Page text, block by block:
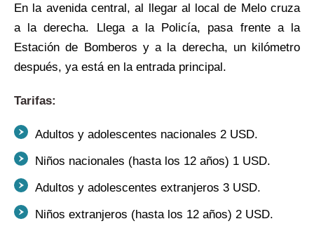
En la avenida central, al llegar al local de Melo cruza
a la derecha. Llega a la Policía, pasa frente a la
Estación de Bomberos y a la derecha, un kilómetro
después, ya está en la entrada principal.
Tarifas:
Adultos y adolescentes nacionales 2 USD.
Niños nacionales (hasta los 12 años) 1 USD.
Adultos y adolescentes extranjeros 3 USD.
Niños extranjeros (hasta los 12 años) 2 USD.